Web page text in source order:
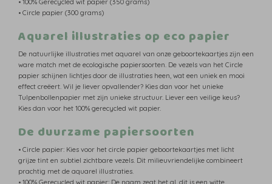
• 100% Gerecycled wit papier (350 grams)
• Circle papier (300 grams)
Aquarel illustraties op eco papier
De natuurlijke illustraties met aquarel van onze geboortekaartjes zijn een
ware match met de ecologische papiersoorten. De vezels van het Circle
papier schijnen lichtjes door de illustraties heen, wat een uniek en mooi
effect creëert. Wil je liever opvallender? Kies dan voor het unieke
Tulpenbollenpapier met zijn unieke structuur. Liever een veilige keus?
Kies dan voor het 100% gerecycled wit papier.
De duurzame papiersoorten
• Circle papier: Kies voor het circle papier geboortekaartjes met licht
grijze tint en subtiel zichtbare vezels. Dit milieuvriendelijke combineert
prachtig met de aquarel illustraties.